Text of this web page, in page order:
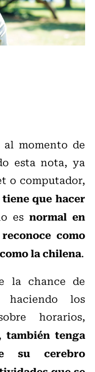
al momento de
esta nota, ya
o computador,
que hacer
es normal en
como
la chilena.
la chance de
haciendo los
horarios,
también tenga
su cerebro